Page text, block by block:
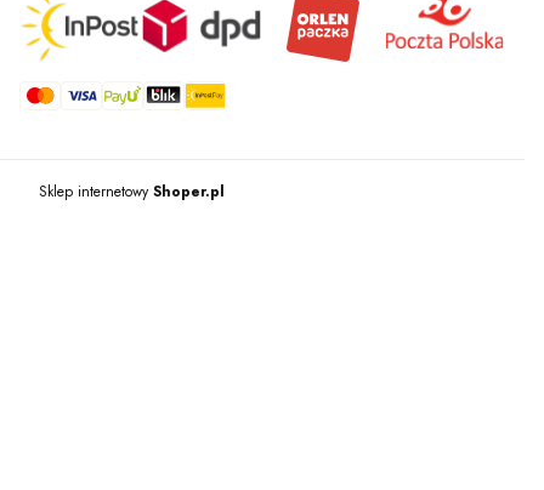
Sklep internetowyShoper.pl